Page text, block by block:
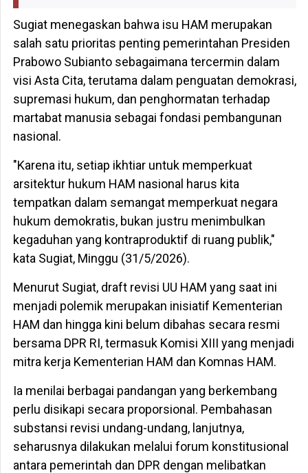
Sugiat menegaskan bahwa isu HAM merupakan
salah satu prioritas penting pemerintahan Presiden
Prabowo Subianto sebagaimana tercermin dalam
visi Asta Cita, terutama dalam penguatan demokrasi,
supremasi hukum, dan penghormatan terhadap
martabat manusia sebagai fondasi pembangunan
nasional.
"Karena itu, setiap ikhtiar untuk memperkuat
arsitektur hukum HAM nasional harus kita
tempatkan dalam semangat memperkuat negara
hukum demokratis, bukan justru menimbulkan
kegaduhan yang kontraproduktif di ruang publik,"
kata Sugiat, Minggu (31/5/2026).
Menurut Sugiat, draft revisi UU HAM yang saat ini
menjadi polemik merupakan inisiatif Kementerian
HAM dan hingga kini belum dibahas secara resmi
bersama DPR RI, termasuk Komisi XIII yang menjadi
mitra kerja Kementerian HAM dan Komnas HAM.
Ia menilai berbagai pandangan yang berkembang
perlu disikapi secara proporsional. Pembahasan
substansi revisi undang-undang, lanjutnya,
seharusnya dilakukan melalui forum konstitusional
antara pemerintah dan DPR dengan melibatkan